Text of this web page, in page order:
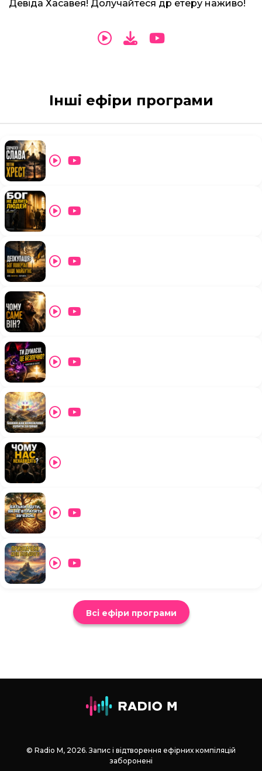
Девіда Хасавея! Долучайтеся др етеру наживо!
Інші ефіри програми
Всі ефіри програми
© Radio М, 2026. Запис і відтворення ефірних компіляцій
заборонені